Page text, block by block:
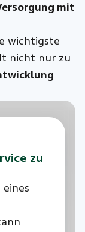
mit
wichtigste
nicht nur zu
zu